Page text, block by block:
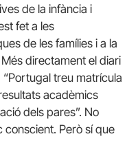
de la infància i
fet a les
de les famílies i a la
directament el diari
treu matrícula
acadèmics
dels pares”. No
Però sí que